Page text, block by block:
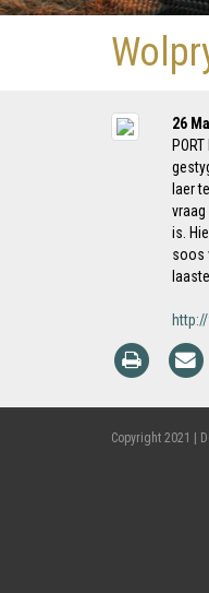
26
laer
is.
soos
Copyright 2021 |